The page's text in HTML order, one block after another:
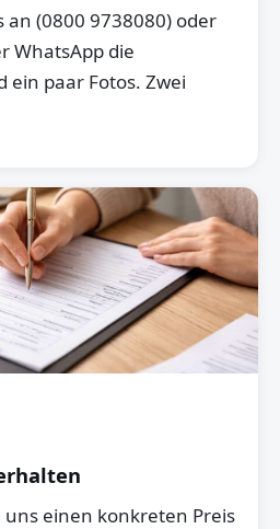
an (0800 9738080) oder
WhatsApp die
ein paar Fotos. Zwei
einen konkreten Preis